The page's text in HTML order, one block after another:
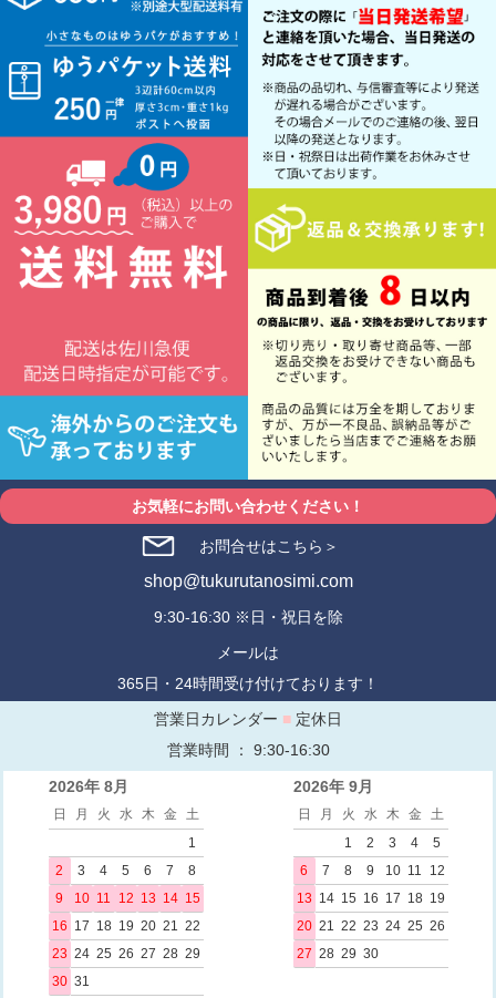
お気軽にお問い合わせください！
お問合せはこちら＞
shop@tukurutanosimi.com
9:30-16:30 ※日・祝日を除
メールは
365日・24時間受け付けております！
営業日カレンダー ■ 定休日
営業時間 ： 9:30-16:30
2026年 8月
日 月 火 水 木 金
土
1
2
3 4 5 6 7
8
9
10 11 12 13 14 15
16 17 18 19 20 21
22
23 24 25 26 27 28 29
30 31
2026年 9月
日 月 火 水 木 金
土
1
2 3 4
5
6
7 8 9 10 11
12
13 14 15 16 17 18 19
20 21 22 23 24 25 26
27 28 29 30